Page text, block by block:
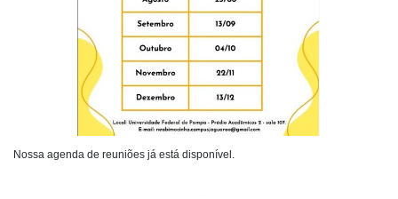
Nossa agenda de reuniões já está disponível.